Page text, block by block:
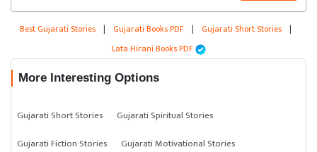
Best Gujarati Stories | Gujarati Books PDF | Gujarati Short Stories |
Lata Hirani Books PDF
More Interesting Options
Gujarati Short Stories
Gujarati Spiritual Stories
Gujarati Fiction Stories
Gujarati Motivational Stories